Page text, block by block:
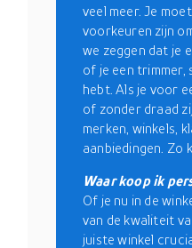
veel meer. Je
voorkeuren zijn
we zeggen dat je
of je een
hebt. Als je voor
of zonder draad
merken, winkels,
aanbiedingen. Zo
Waar koop ik
Of je nu in de
van de kwaliteit
juiste winkel